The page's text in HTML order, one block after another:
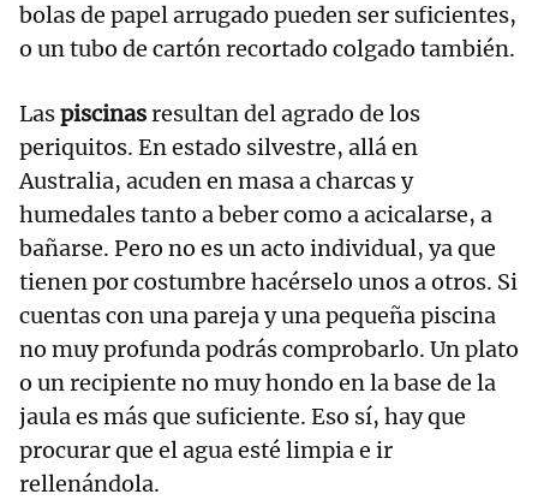
bolas de papel arrugado pueden ser suficientes,
o un tubo de cartón recortado colgado también.
Laspiscinasresultan del agrado de los
periquitos. En estado silvestre, allá en
Australia, acuden en masa a charcas y
humedales tanto a beber como a acicalarse, a
bañarse. Pero no es un acto individual, ya que
tienen por costumbre hacérselo unos a otros. Si
cuentas con una pareja y una pequeña piscina
no muy profunda podrás comprobarlo. Un plato
o un recipiente no muy hondo en la base de la
jaula es más que suficiente. Eso sí, hay que
procurar que el agua esté limpia e ir
rellenándola.